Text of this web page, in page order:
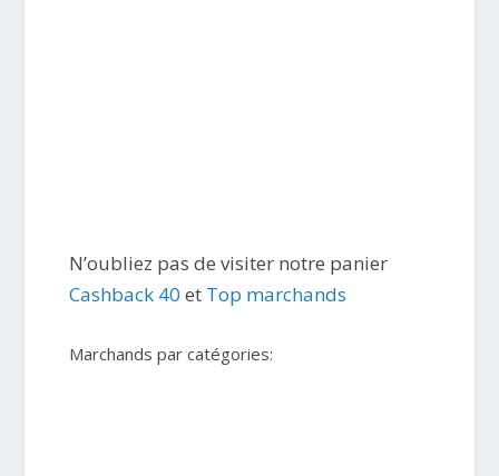
N’oubliez pas de visiter notre panier
Cashback 40 et Top marchands
Marchands par catégories: